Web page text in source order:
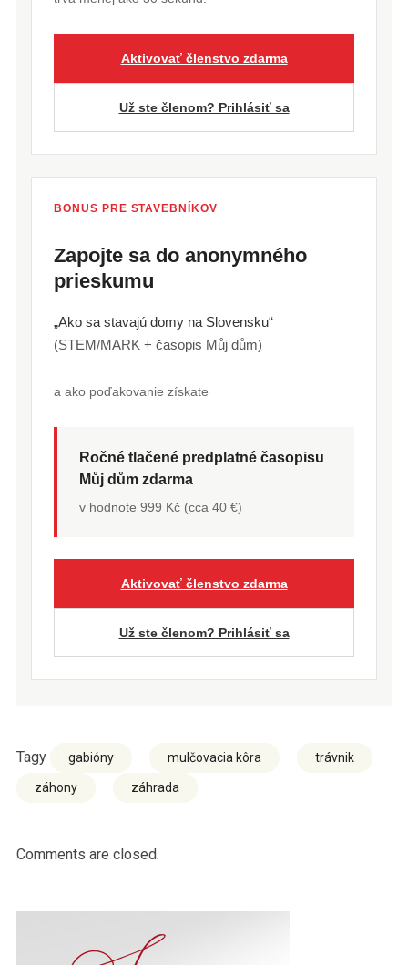
Aktivovať členstvo zdarma
Už ste členom? Prihlásiť sa
BONUS PRE STAVEBNÍKOV
Zapojte sa do anonymného
prieskumu
„Ako sa stavajú domy na Slovensku“
(STEM/MARK + časopis Můj dům)
a ako poďakovanie získate
Ročné tlačené predplatné časopisu
Můj dům zdarma
v hodnote 999 Kč (cca 40 €)
Aktivovať členstvo zdarma
Už ste členom? Prihlásiť sa
Tagy gabióny mulčovacia kôra trávnik
záhony záhrada
Comments are closed.